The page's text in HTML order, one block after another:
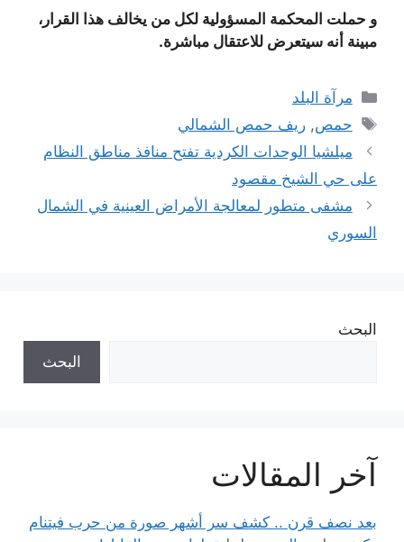
و حملت المحكمة المسؤولية لكل من يخالف هذا القرار،
مبينة أنه سيتعرض للاعتقال مباشرة.
التصنيفات
مرآة البلد
الوسوم
حمص,ريف حمص الشمالي
ميلشيا الوحدات الكردية تفتح منافذ مناطق النظام
على حي الشيخ مقصود
مشفى متطور لمعالجة الأمراض العينية في الشمال
السوري
البحث
البحث
آخر المقالات
بعد نصف قرن .. كشف سر أشهر صورة من حرب فيتنام